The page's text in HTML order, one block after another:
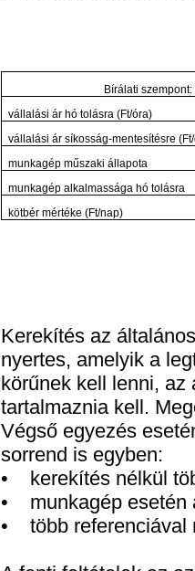
Bírálati szempont:
vállalási ár hó tolásra (Ft/óra)
vállalási ár síkosság-mentesítésre
munkagép műszaki állapota
munkagép alkalmassága hó tolásra
kötbér mértéke (Ft/nap)
Kerekítés az
nyertes, amelyik a
körűnek kell lenni, az
tartalmaznia kell.
Végső egyezés
sorrend is egyben:
• kerekítés nélkül
• munkagép esetén
• több referenciával